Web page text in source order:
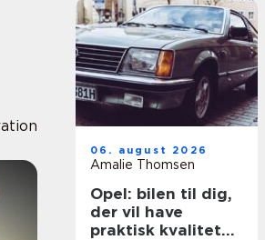
06. august 2026
Amalie Thomsen
Opel: bilen til dig,
der vil have
praktisk kvalitet